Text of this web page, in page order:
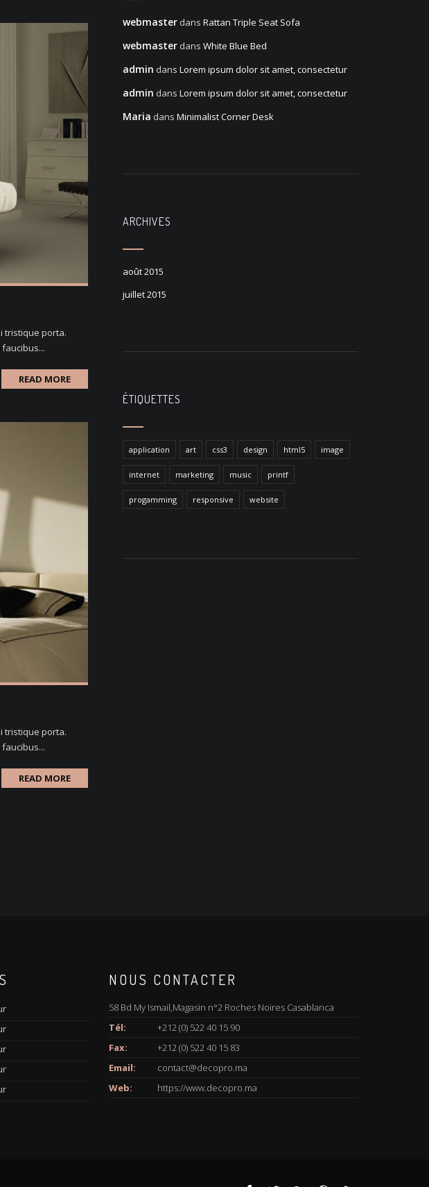
tristique porta.
READ MORE
tristique porta.
READ MORE
webmaster dans Rattan Triple Seat Sofa
webmaster dans White Blue Bed
admin dans Lorem ipsum dolor sit amet, consectetur
admin dans Lorem ipsum dolor sit amet, consectetur
Maria dans Minimalist Corner Desk
ARCHIVES
août 2015
juillet 2015
ÉTIQUETTES
application art css3 design html5 image
internet marketing music printf
progamming responsive website
NOUS CONTACTER
58 Bd My Ismail,Magasin n°2 Roches Noires Casablanca
Tél:
+212 (0) 522 40 15 90
Fax:
+212 (0) 522 40 15 83
Email:
contact@decopro.ma
Web:
https://www.decopro.ma